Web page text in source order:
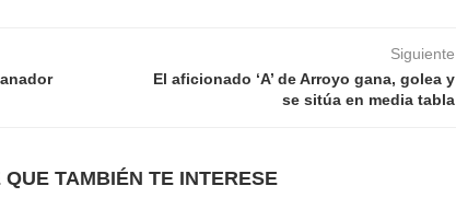
Siguiente
El aficionado ‘A’ de Arroyo gana, golea y
se sitúa en media tabla
QUE TAMBIÉN TE INTERESE